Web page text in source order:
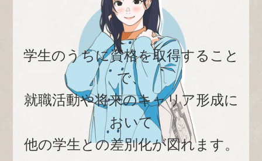
学生のうちに資格を取得すること
で、
就職活動や将来のキャリア形成に
おいて
他の学生との差別化が図れます。